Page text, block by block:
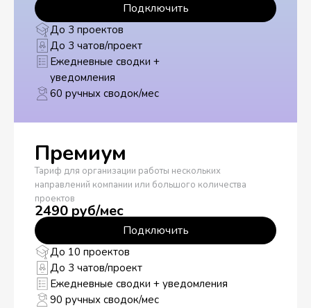
Подключить
До 3 проектов
До 3 чатов/проект
Ежедневные сводки +
уведомления
60 ручных сводок/мес
Премиум
Тариф для организации работы нескольких
направлений компании или большого количества
проектов
2490 руб/мес
Подключить
До 10 проектов
До 3 чатов/проект
Ежедневные сводки + уведомления
90 ручных сводок/мес